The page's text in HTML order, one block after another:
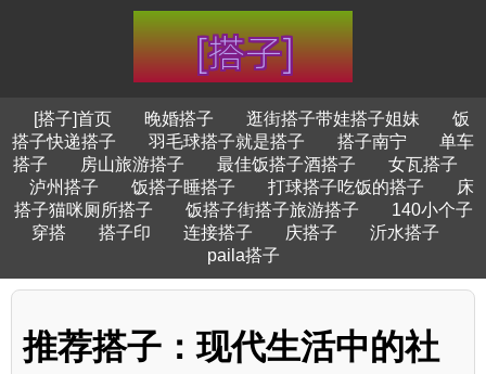
[搭子]首页 晚婚搭子 逛街搭子带娃搭子姐妹
饭
搭子快递搭子
羽毛球搭子就是搭子 搭子南宁
单车
搭子
房山旅游搭子 最佳饭搭子酒搭子
女瓦搭子
泸州搭子
饭搭子睡搭子 打球搭子吃饭的搭子
床
搭子猫咪厕所搭子
饭搭子街搭子旅游搭子
140小个子
穿搭
搭子印 连接搭子 庆搭子
沂水搭子
paila搭子
推荐搭子：现代生活中的社